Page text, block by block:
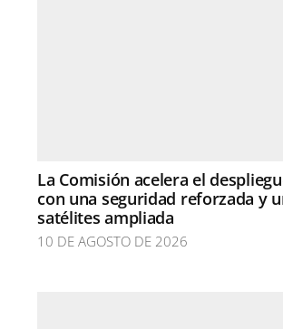
La Comisión acelera el
con una seguridad reforzada y
satélites ampliada
10 DE AGOSTO DE 2026